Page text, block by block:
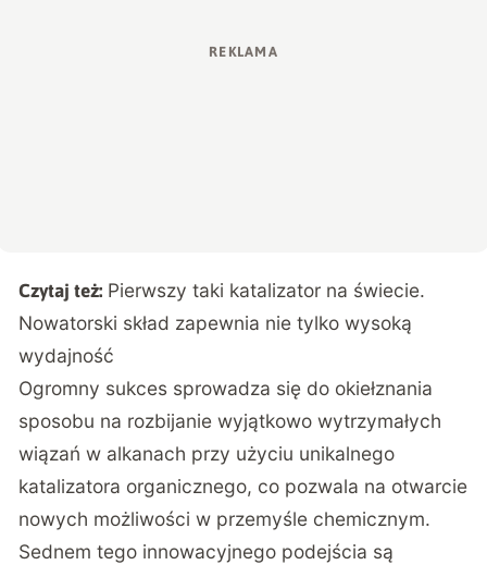
Czytaj też: Pierwszy taki katalizator na świecie.
Nowatorski skład zapewnia nie tylko wysoką
wydajność
Ogromny sukces sprowadza się do okiełznania
sposobu na rozbijanie wyjątkowo wytrzymałych
wiązań w alkanach przy użyciu unikalnego
katalizatora organicznego, co pozwala na otwarcie
nowych możliwości w przemyśle chemicznym.
Sednem tego innowacyjnego podejścia są